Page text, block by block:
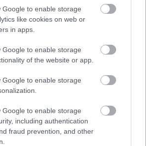
Google to enable storage
like cookies on web or
in apps.
Google to enable storage
of the website or app.
Google to enable storage
Google to enable storage
including authentication
fraud prevention, and other
los problemas de Lopetegui para
la que no estarán disponibles Suso,
lesión. Corona se presenta como
alternativa.
25: dos hat-trick y muchos
La jornada 25 de LaLiga nos dejó
los hat-tricks de Danjuma y
Aubameyang y una gran cantidad
de puntos en nuestros equipos